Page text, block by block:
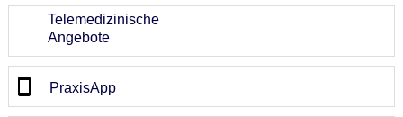
Telemedizinische
Angebote
PraxisApp